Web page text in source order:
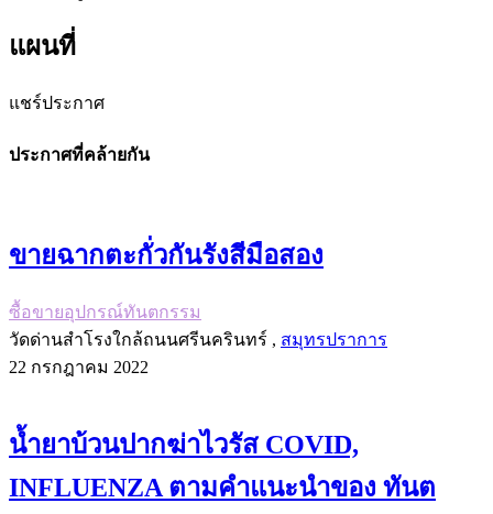
แผนที่
แชร์ประกาศ
ประกาศที่คล้ายกัน
ขายฉากตะกั่วกันรังสีมือสอง
ซื้อขายอุปกรณ์ทันตกรรม
วัดด่านสำโรงใกล้ถนนศรีนครินทร์ , สมุทรปราการ
22 กรกฎาคม 2022
น้ำยาบ้วนปากฆ่าไวรัส COVID,
INFLUENZA ตามคำแนะนำของ ทันต